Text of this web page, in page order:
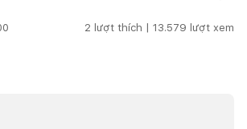
2 lượt thích | 13.579 lượt xem